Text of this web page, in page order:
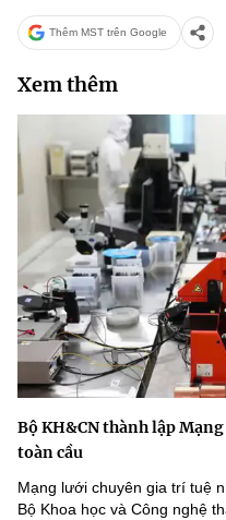
Thêm MST trên Google
Xem thêm
Bộ KH&CN thành lập
toàn cầu
Mạng lưới chuyên gia trí tuệ
Bộ Khoa học và Công nghệ